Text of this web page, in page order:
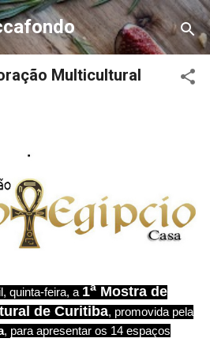
o conteúdo principal
Multicultural
quinta-feira, a 1a Mostra de
de Curitiba, promovida pela
, para apresentar os 14 espaços